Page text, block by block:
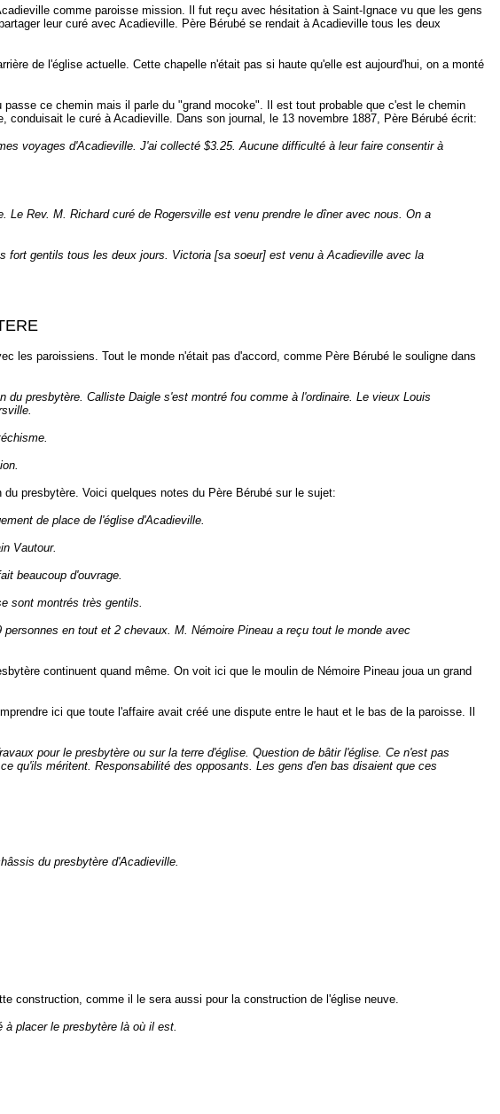
comme paroisse mission. Il fut reçu avec hésitation à Saint-Ignace vu que les gens
leur curé avec Acadieville. Père Bérubé se rendait à Acadieville tous les deux
de l'église actuelle. Cette chapelle n'était pas si haute qu'elle est aujourd'hui, on a monté
ce chemin mais il parle du "grand mocoke". Il est tout probable que c'est le chemin
le curé à Acadieville. Dans son journal, le 13 novembre 1887, Père Bérubé écrit:
voyages d'Acadieville. J'ai collecté $3.25. Aucune difficulté à leur faire consentir à
Rev. M. Richard curé de Rogersville est venu prendre le dîner avec nous. On a
fort gentils tous les deux jours. Victoria [sa soeur] est venu à Acadieville avec la
paroissiens. Tout le monde n'était pas d'accord, comme Père Bérubé le souligne dans
presbytère. Calliste Daigle s'est montré fou comme à l'ordinaire. Le vieux Louis
presbytère. Voici quelques notes du Père Bérubé sur le sujet:
de place de l'église d'Acadieville.
Vautour.
beaucoup d'ouvrage.
sont montrés très gentils.
en tout et 2 chevaux. M. Némoire Pineau a reçu tout le monde avec
continuent quand même. On voit ici que le moulin de Némoire Pineau joua un grand
ici que toute l'affaire avait créé une dispute entre le haut et le bas de la paroisse. Il
pour le presbytère ou sur la terre d'église. Question de bâtir l'église. Ce n'est pas
qu'ils méritent. Responsabilité des opposants. Les gens d'en bas disaient que ces
du presbytère d'Acadieville.
construction, comme il le sera aussi pour la construction de l'église neuve.
placer le presbytère là où il est.